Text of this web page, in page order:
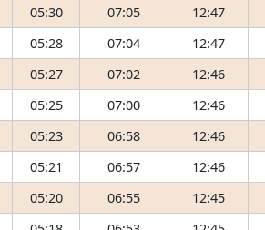
05:30 07:05 12:47
05:28 07:04 12:47
05:27 07:02 12:46
05:25 07:00 12:46
05:23 06:58 12:46
05:21 06:57 12:46
05:20 06:55 12:45